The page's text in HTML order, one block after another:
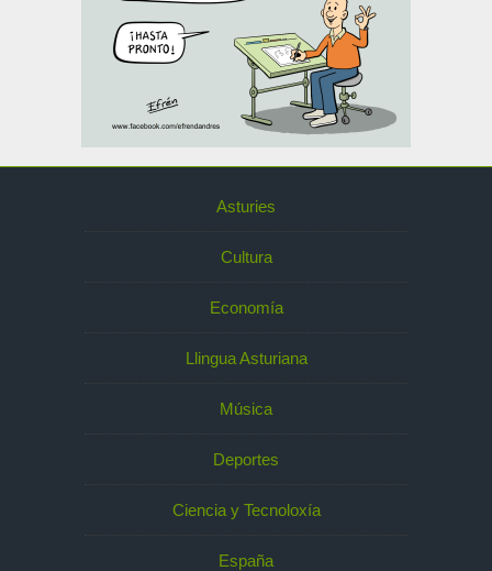
Asturies
Cultura
Economía
Llingua Asturiana
Música
Deportes
Ciencia y Tecnoloxía
España